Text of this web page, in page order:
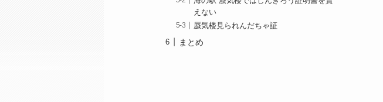
えない
蜃気楼見られんだちゃ証
まとめ